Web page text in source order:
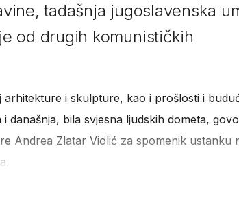
tadašnja jugoslavenska
od drugih komunističkih
arhitekture i skulpture, kao i prošlosti i
i današnja, bila svjesna ljudskih dometa,
Andrea Zlatar Violić za spomenik ustanku